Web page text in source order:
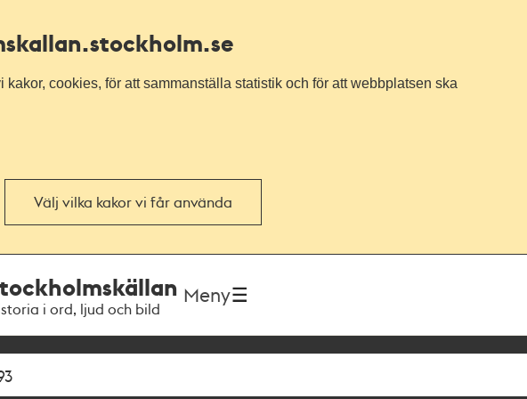
.stockholm.se
cookies, för att sammanställa statistik och för att webbplatsen ska
Välj vilka kakor vi får använda
i ord, ljud och bild
Meny